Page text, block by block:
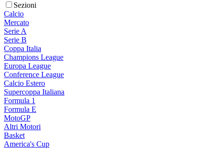
Sezioni
Calcio
Mercato
Serie A
Serie B
Coppa Italia
Champions League
Europa League
Conference League
Calcio Estero
Supercoppa Italiana
Formula 1
Formula E
MotoGP
Altri Motori
Basket
America's Cup